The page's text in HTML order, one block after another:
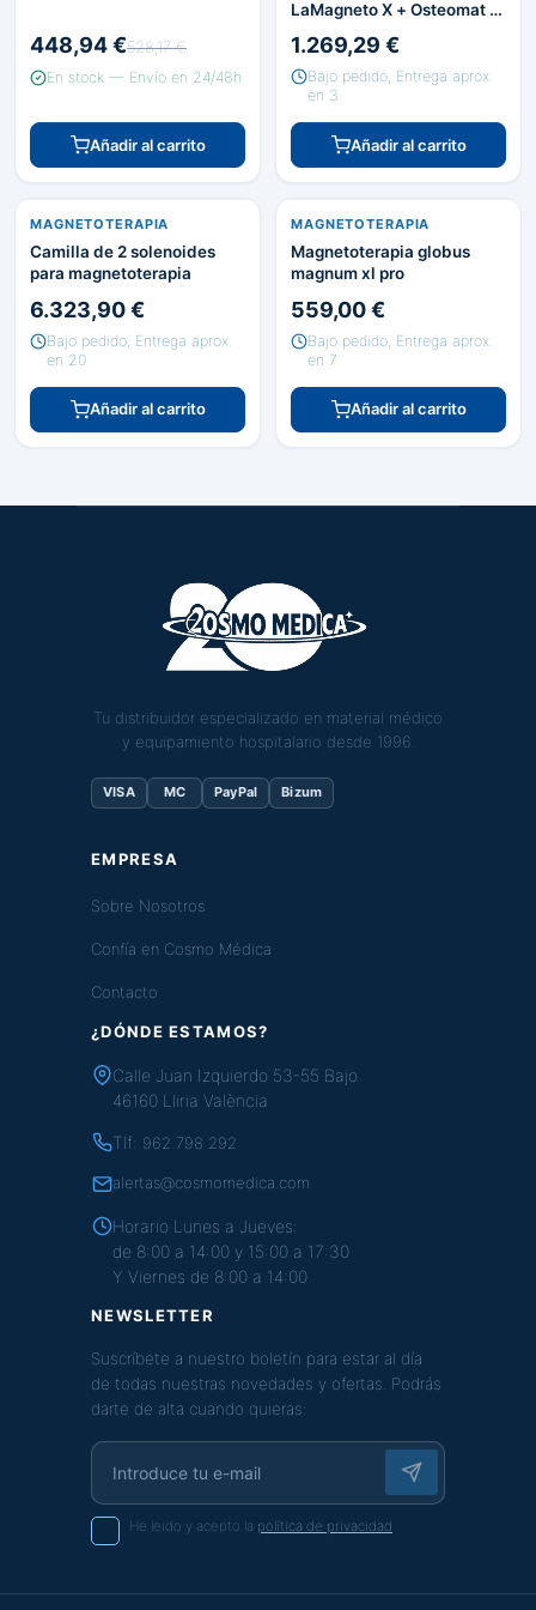
448,94 €528,17 €
En stock — Envío en 24/48h
Añadir al carrito
LaMagneto X + Osteomat I-
1.269,29 €
Bajo pedido, Entrega aprox.
en 3
Añadir al carrito
MAGNETOTERAPIA
Camilla de 2 solenoides
para magnetoterapia
6.323,90 €
Bajo pedido, Entrega aprox.
en 20
Añadir al carrito
MAGNETOTERAPIA
Magnetoterapia globus
magnum xl pro
559,00 €
Bajo pedido, Entrega aprox.
en 7
Añadir al carrito
Tu distribuidor especializado en material médico
y equipamiento hospitalario desde 1996.
VISA MC PayPal Bizum
EMPRESA
Sobre Nosotros
Confía en Cosmo Médica
Contacto
¿DÓNDE ESTAMOS?
Calle Juan Izquierdo 53-55 Bajo
46160 Lliria València
Tlf: 962 798 292
alertas@cosmomedica.com
Horario Lunes a Jueves:
de 8:00 a 14:00 y 15:00 a 17:30
Y Viernes de 8:00 a 14:00
NEWSLETTER
Suscríbete a nuestro boletín para estar al día
de todas nuestras novedades y ofertas. Podrás
darte de alta cuando quieras:
He leido y acepto la política de privacidad